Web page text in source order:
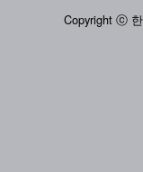
Copyright ⓒ